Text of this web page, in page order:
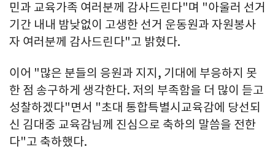
민과 교육가족 여러분께 감사드린다"며 "아울러 선거
기간 내내 밤낮없이 고생한 선거 운동원과 자원봉사
자 여러분께 감사드린다"고 밝혔다.
이어 "많은 분들의 응원과 지지, 기대에 부응하지 못
한 점 송구하게 생각한다. 저의 부족함을 더 많이 듣고
성찰하겠다"면서 "초대 통합특별시교육감에 당선되
신 김대중 교육감님께 진심으로 축하의 말씀을 전한
다"고 축하했다.